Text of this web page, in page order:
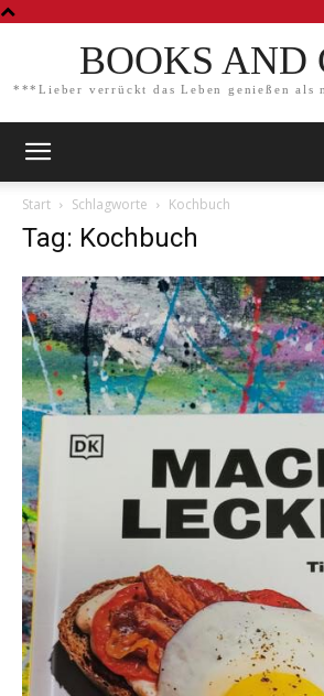
BOOKS AND
***Lieber verrückt das Leben genießen als
Start Schlagworte Kochbuch
Tag: Kochbuch